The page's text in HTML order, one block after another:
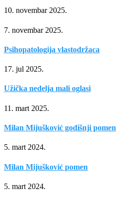
10. novembar 2025.
7. novembar 2025.
Psihopatologija vlastodržaca
17. jul 2025.
Užička nedelja mali oglasi
11. mart 2025.
Milan Mijušković godišnji pomen
5. mart 2024.
Milan Mijušković pomen
5. mart 2024.